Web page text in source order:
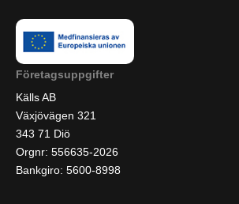
Företagsuppgifter
Källs AB
Växjövägen 321
343 71 Diö
Orgnr: 556635-2026
Bankgiro: 5600-8998